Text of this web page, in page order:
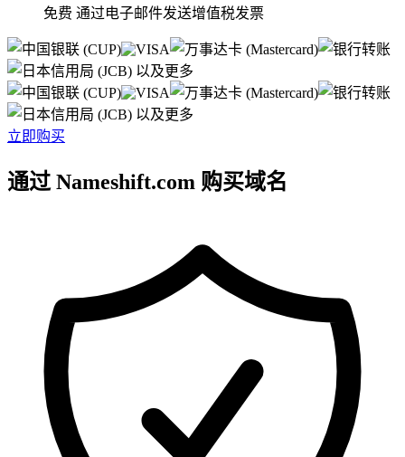
免费 通过电子邮件发送增值税发票
以及更多
以及更多
立即购买
通过 Nameshift.com 购买域名